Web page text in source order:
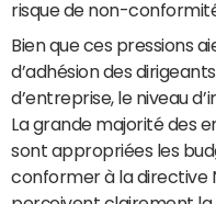
risque de non-
Bien que ces pressions
d’adhésion des
d’entreprise, le niveau
La grande majorité des
sont appropriées les
conformer à la directive